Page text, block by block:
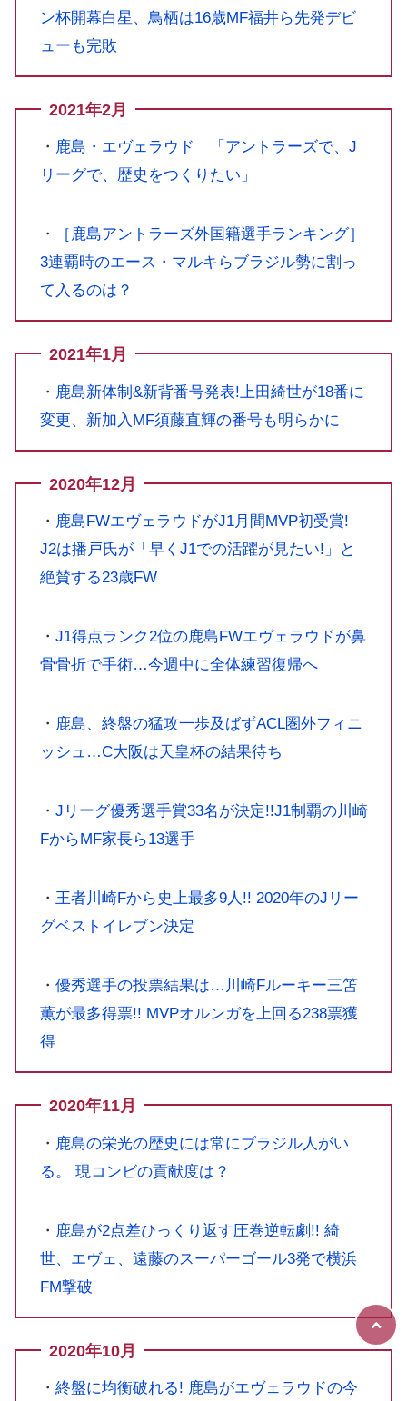
ン杯開幕白星、鳥栖は16歳MF福井ら先発デビ
ューも完敗
2021年2月
・ 鹿島・エヴェラウド 「アントラーズで、J
リーグで、歴史をつくりたい」
・
［鹿島アントラーズ外国籍選手ランキング］
3連覇時のエース・マルキらブラジル勢に割っ
て入るのは？
2021年1月
・ 鹿島新体制&新背番号発表!上田綺世が18番に
変更、新加入MF須藤直輝の番号も明らかに
2020年12月
・ 鹿島FWエヴェラウドがJ1月間MVP初受賞!
J2は播戸氏が「早くJ1での活躍が見たい!」と
絶賛する23歳FW
・ J1得点ランク2位の鹿島FWエヴェラウドが鼻
骨骨折で手術…今週中に全体練習復帰へ
・ 鹿島、終盤の猛攻一歩及ばずACL圏外フィニ
ッシュ…C大阪は天皇杯の結果待ち
・ Jリーグ優秀選手賞33名が決定!!J1制覇の川崎
FからMF家長ら13選手
・ 王者川崎Fから史上最多9人!! 2020年のJリー
グベストイレブン決定
・ 優秀選手の投票結果は…川崎Fルーキー三笘
薫が最多得票!! MVPオルンガを上回る238票獲
得
2020年11月
・ 鹿島の栄光の歴史には常にブラジル人がい
る。 現コンビの貢献度は？
・ 鹿島が2点差ひっくり返す圧巻逆転劇!! 綺
世、エヴェ、遠藤のスーパーゴール3発で横浜
FM撃破
2020年10月
・ 終盤に均衡破れる! 鹿島がエヴェラウドの今